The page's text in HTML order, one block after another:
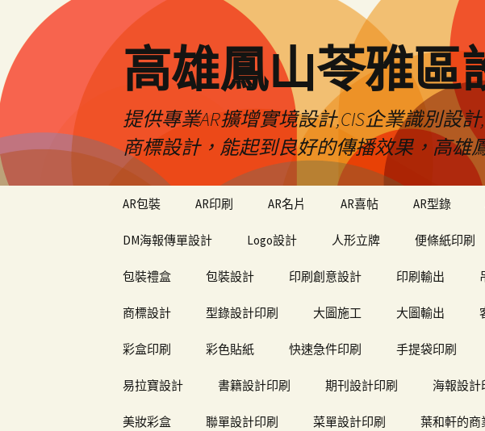
高雄鳳山苓雅區
提供專業AR擴增實境設計,CIS企業識別設
商標設計，能起到良好的傳播效果，高雄
AR包裝 AR印刷 AR名片 AR喜帖 AR型錄
DM海報傳單設計 Logo設計 人形立牌 便條紙印刷
包裝禮盒 包裝設計 印刷創意設計 印刷輸出
商標設計 型錄設計印刷 大圖施工 大圖輸出
彩盒印刷 彩色貼紙 快速急件印刷 手提袋印刷
易拉寶設計 書籍設計印刷 期刊設計印刷 海報設計
美妝彩盒 聯單設計印刷 菜單設計印刷 葉和軒的商